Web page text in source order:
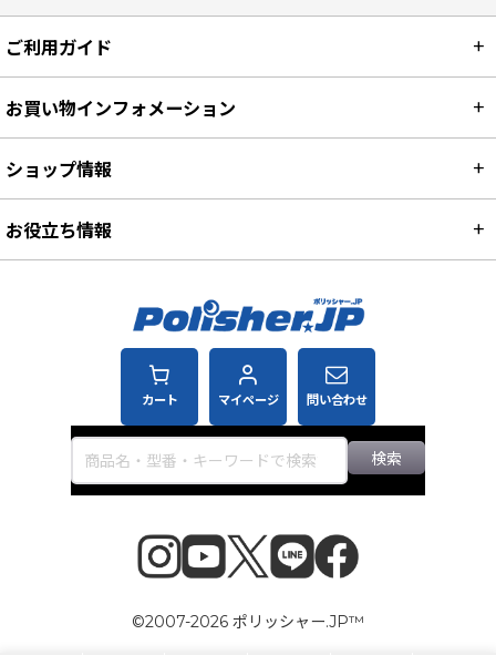
カート マイページ 問い合わせ
検索
ご利用ガイド
お買い物インフォメーション
ショップ情報
お役立ち情報
©2007-2026 ポリッシャー.JP™